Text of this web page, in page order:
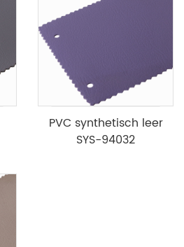
PVC synthetisch leer
SYS-94032